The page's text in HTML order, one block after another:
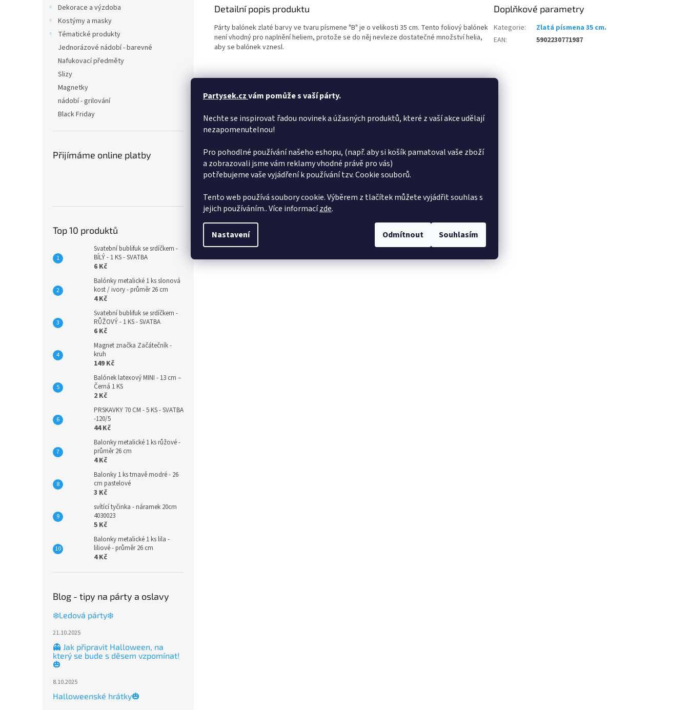
Partysek.czvám pomůže s vaší párty.
Nechte se inspirovat řadou novinek a úžasných produktů, které z vaší akce udělají
nezapomenutelnou!
Pro pohodlné používání našeho eshopu, (např. aby si košík pamatoval vaše zboží
a zobrazovali jsme vám reklamy vhodné právě pro vás)
potřebujeme vaše vyjádření k používání tzv. Cookie souborů.
Tento web používá soubory cookie. Výběrem z tlačítek můžete vyjádřit souhlas s
jejich používáním.. Více informacízde.
Nastavení Odmítnout Souhlasím
Dekorace a výzdoba
Kostýmy a masky
Tématické produkty
Jednorázové nádobí - barevné
Nafukovací předměty
Slizy
Magnetky
nádobí - grilování
Black Friday
Přijímáme online platby
Top 10 produktů
Svatební bublifuk se srdíčkem -
BÍLÝ - 1 KS - SVATBA
6 Kč
Balónky metalické 1 ks slonová
kost / ivory - průměr 26 cm
4 Kč
Svatební bublifuk se srdíčkem -
RŮŽOVÝ - 1 KS - SVATBA
6 Kč
Magnet značka Začátečník -
kruh
149 Kč
Balónek latexový MINI - 13 cm –
Černá 1 KS
2 Kč
PRSKAVKY 70 CM - 5 KS - SVATBA
-120/5
44 Kč
Balonky metalické 1 ks růžové -
průměr 26 cm
4 Kč
Balonky 1 ks tmavě modré - 26
cm pastelové
3 Kč
svítící tyčinka - náramek 20cm
4030023
5 Kč
Balonky metalické 1 ks lila -
liliové - průměr 26 cm
4 Kč
Blog - tipy na párty a oslavy
❄️Ledová párty❄️
21.10.2025
👻 Jak připravit Halloween, na
který se bude s děsem vzpomínat!
🎃
8.10.2025
Halloweenské hrátky🎃
Detailní popis produktu
Párty balónek zlaté barvy ve tvaru písmene "B" je o velikosti 35 cm. Tento foliový balónek
není vhodný pro naplnění heliem, protože se do něj nevleze dostatečné množství helia,
aby se balónek vznesl.
Doplňkové parametry
Kategorie:
Zlatá písmena 35 cm.
EAN: 5902230771987